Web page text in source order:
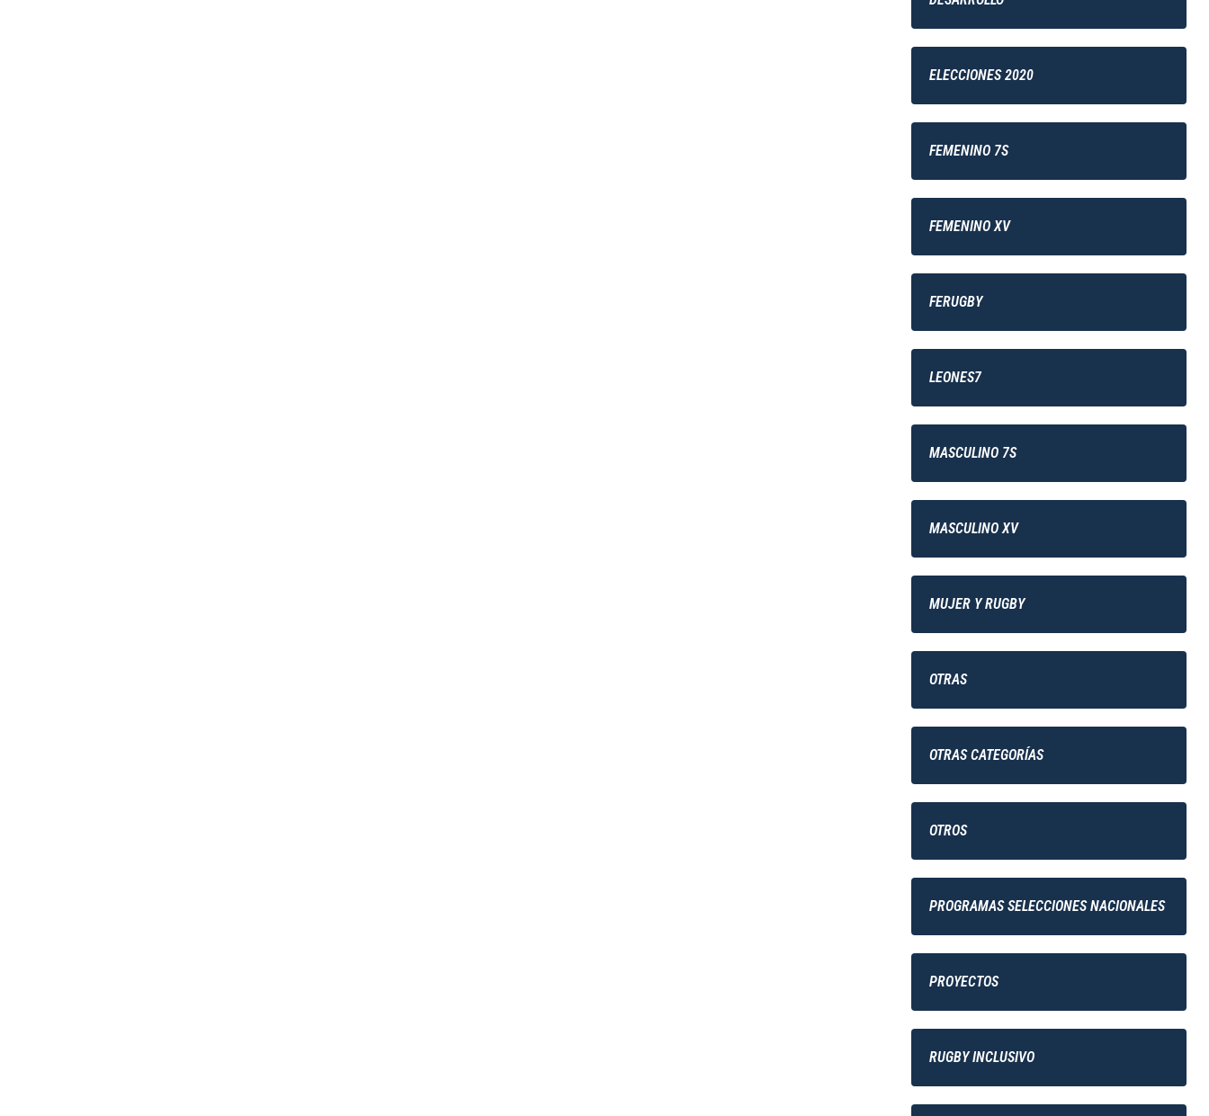
ELECCIONES 2020
FEMENINO 7S
FEMENINO XV
FERUGBY
LEONES7
MASCULINO 7S
MASCULINO XV
MUJER Y RUGBY
OTRAS
OTRAS CATEGORÍAS
OTROS
PROGRAMAS SELECCIONES NACIONALES
PROYECTOS
RUGBY INCLUSIVO